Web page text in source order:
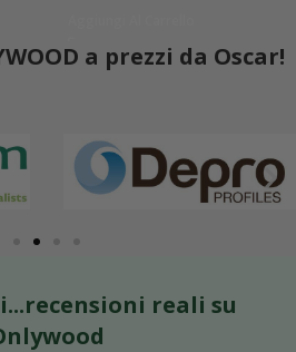
a prezzi da Oscar!
reali su